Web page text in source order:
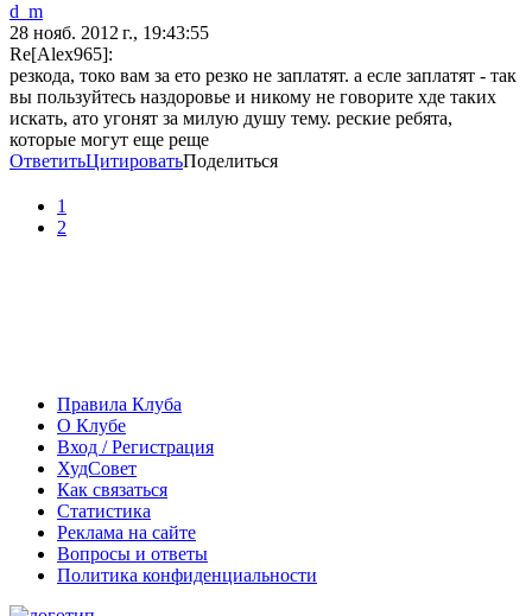
d_m
28 нояб. 2012 г., 19:43:55
Re[Alex965]:
резкода, токо вам за ето резко не заплатят. а есле заплатят - так
вы пользуйтесь наздоровье и никому не говорите хде таких
искать, ато угонят за милую душу тему. реские ребята,
которые могут еще реще
ОтветитьЦитироватьПоделиться
1
2
Правила Клуба
О Клубе
Вход / Регистрация
ХудСовет
Как связаться
Статистика
Реклама на сайте
Вопросы и ответы
Политика конфиденциальности